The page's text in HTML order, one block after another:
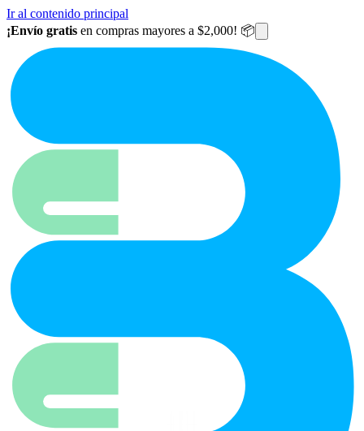
Ir al contenido principal
¡Envío gratis en compras mayores a $2,000! 📦